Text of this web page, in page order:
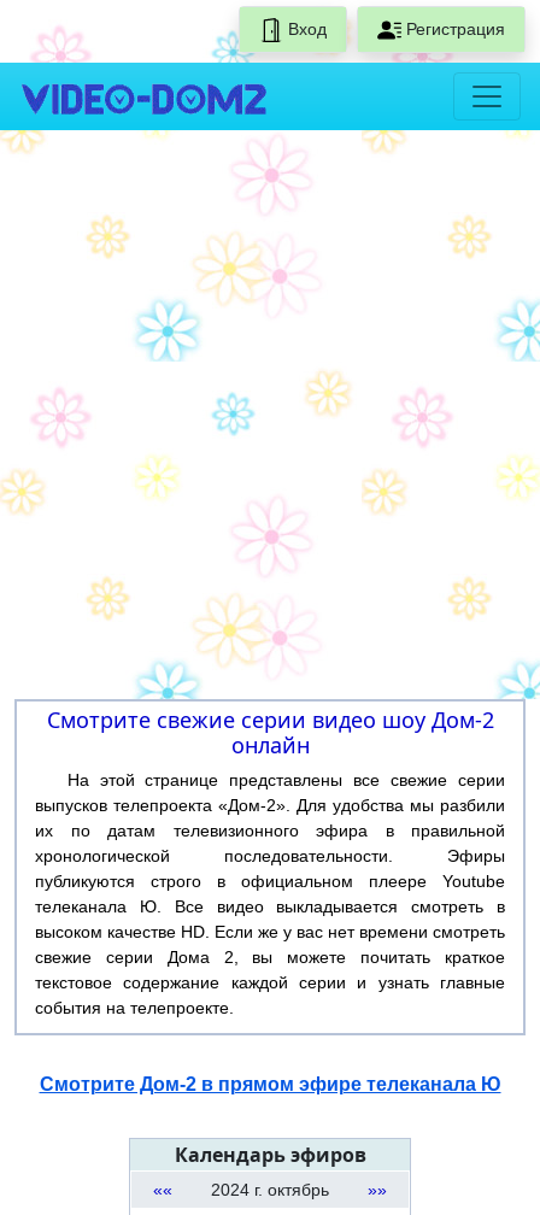
Вход Регистрация
Смотрите свежие серии видео шоу Дом-2
онлайн
На этой странице представлены все свежие серии
выпусков телепроекта «Дом-2». Для удобства мы разбили
их по датам телевизионного эфира в правильной
хронологической последовательности. Эфиры
публикуются строго в официальном плеере Youtube
телеканала Ю. Все видео выкладывается смотреть в
высоком качестве HD. Если же у вас нет времени смотреть
свежие серии Дома 2, вы можете почитать краткое
текстовое содержание каждой серии и узнать главные
события на телепроекте.
Смотрите Дом-2 в прямом эфире телеканала Ю
Календарь эфиров
«« 2024 г. октябрь
»»